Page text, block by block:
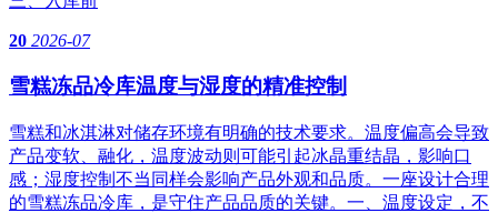
20 2026-07
雪糕冻品冷库温度与湿度的精准控制
雪糕和冰淇淋对储存环境有明确的技术要求。温度偏高会导致
产品变软、融化，温度波动则可能引起冰晶重结晶，影响口
感；湿度控制不当同样会影响产品外观和品质。一座设计合理
的雪糕冻品冷库，是守住产品品质的关键。一、温度设定，不